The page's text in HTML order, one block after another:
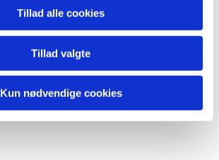
Tillad alle cookies
Tillad valgte
Kun nødvendige cookies